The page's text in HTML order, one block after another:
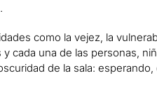
como la vejez, la
cada una de las personas,
de la sala: